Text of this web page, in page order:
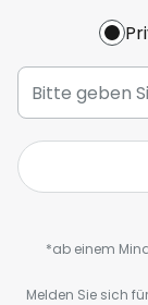
*ab einem
Melden Sie sich